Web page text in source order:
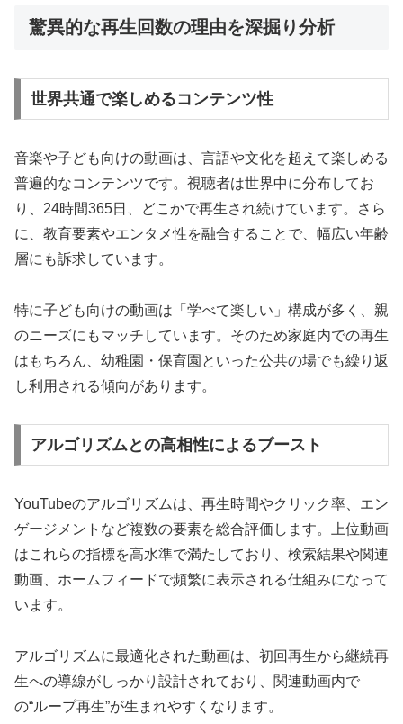
驚異的な再生回数の理由を深掘り分析
世界共通で楽しめるコンテンツ性
音楽や子ども向けの動画は、言語や文化を超えて楽しめる
普遍的なコンテンツです。視聴者は世界中に分布してお
り、24時間365日、どこかで再生され続けています。さら
に、教育要素やエンタメ性を融合することで、幅広い年齢
層にも訴求しています。
特に子ども向けの動画は「学べて楽しい」構成が多く、親
のニーズにもマッチしています。そのため家庭内での再生
はもちろん、幼稚園・保育園といった公共の場でも繰り返
し利用される傾向があります。
アルゴリズムとの高相性によるブースト
YouTubeのアルゴリズムは、再生時間やクリック率、エン
ゲージメントなど複数の要素を総合評価します。上位動画
はこれらの指標を高水準で満たしており、検索結果や関連
動画、ホームフィードで頻繁に表示される仕組みになって
います。
アルゴリズムに最適化された動画は、初回再生から継続再
生への導線がしっかり設計されており、関連動画内で
の“ループ再生”が生まれやすくなります。